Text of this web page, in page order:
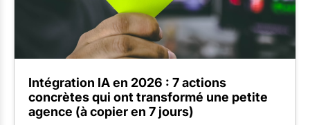
Intégration IA en 2026 : 7 actions
concrètes qui ont transformé une petite
agence (à copier en 7 jours)